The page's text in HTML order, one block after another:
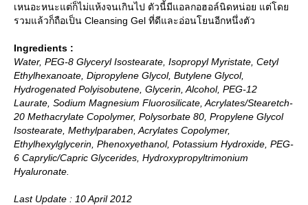
เหนอะหนะแต่ก็ไม่แห้งจนเกินไป ตัวนี้มีแอลกอฮอล์นิดหน่อย แต่โด
รวมแล้วก็ถือเป็น Cleansing Gel ที่ดีและอ่อนโยนอีกหนึ่งตัว
Ingredients :
Water, PEG-8 Glyceryl Isostearate, Isopropyl Myristate, Cetyl
Ethylhexanoate, Dipropylene Glycol, Butylene Glycol,
Hydrogenated Polyisobutene, Glycerin, Alcohol, PEG-12
Laurate, Sodium Magnesium Fluorosilicate, Acrylates/Stearetch-
20 Methacrylate Copolymer, Polysorbate 80, Propylene Glycol
Isostearate, Methylparaben, Acrylates Copolymer,
Ethylhexylglycerin, Phenoxyethanol, Potassium Hydroxide, PEG-
6 Caprylic/Capric Glycerides, Hydroxypropyltrimonium
Hyaluronate.
Last Update : 10 April 2012